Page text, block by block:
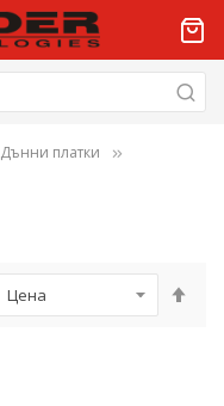
Дънни платки